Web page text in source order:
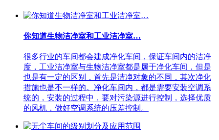
你知道生物洁净室和工业洁净室…
很多行业的车间都会建成净化车间，保证车间内的洁净
度，工业洁净室与生物洁净室都是属于净化车间，但是
也是有一定的区别，首先是洁净对象的不同，其次净化
措施也是不一样的。净化车间内，都是需要安装空调系
统的，安装的过程中，要对污染源进行控制，选择优质
的风机，做好空调系统的压差控制。